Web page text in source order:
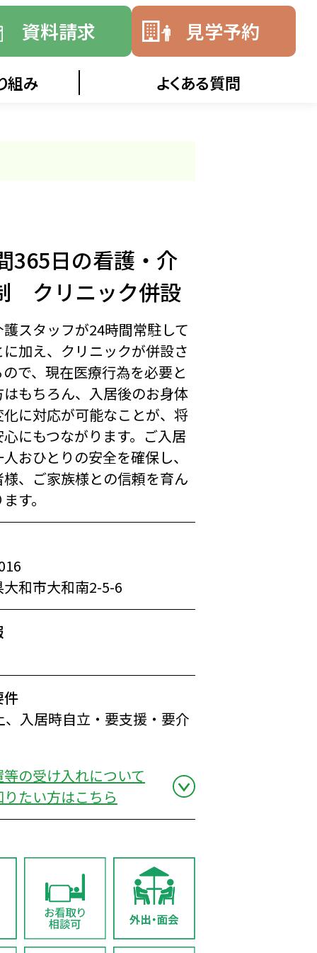
資料請求 見学予約
組み よくある質問
365日の看護・介
クリニック併設
スタッフが24時間常駐して
加え、クリニックが併設さ
で、現在医療行為を必要と
もちろん、入居後のお身体
に対応が可能なことが、将
にもつながります。ご入居
おひとりの安全を確保し、
、ご家族様との信頼を育ん
す。
和市大和南2-5-6
件
、入居時自立・要支援・要介
の受け入れについて
たい方はこちら